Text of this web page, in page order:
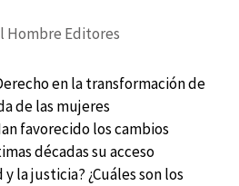
Hombre Editores
en la transformación de
de las mujeres
favorecido los cambios
décadas su acceso
la justicia? ¿Cuáles son los